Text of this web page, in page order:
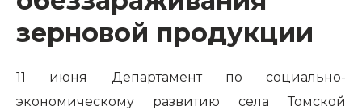
зерновой продукции
11 июня Департамент по социально-
экономическому развитию села Томской